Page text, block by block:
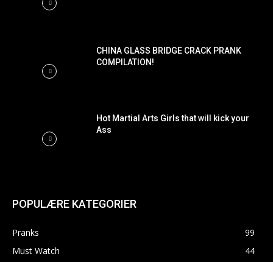
CHINA GLASS BRIDGE CRACK PRANK
COMPILATION!
Hot Martial Arts Girls that will kick your
Ass
POPULÆRE KATEGORIER
Pranks
99
Must Watch
44